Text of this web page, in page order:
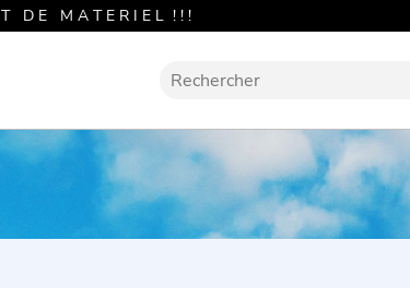
D E M A T E R I E L ! ! !